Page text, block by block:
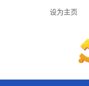
设为主页